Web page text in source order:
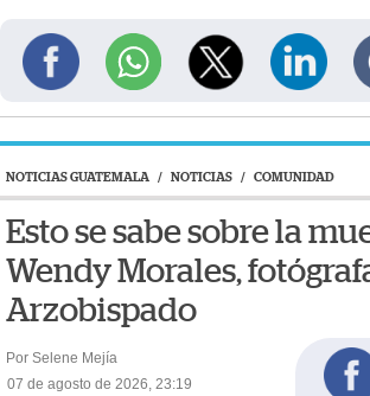
NOTICIAS GUATEMALA / NOTICIAS / COMUNIDAD
Esto se sabe sobre la
Wendy Morales,
Arzobispado
Por Selene Mejía
07 de agosto de 2026, 23:19